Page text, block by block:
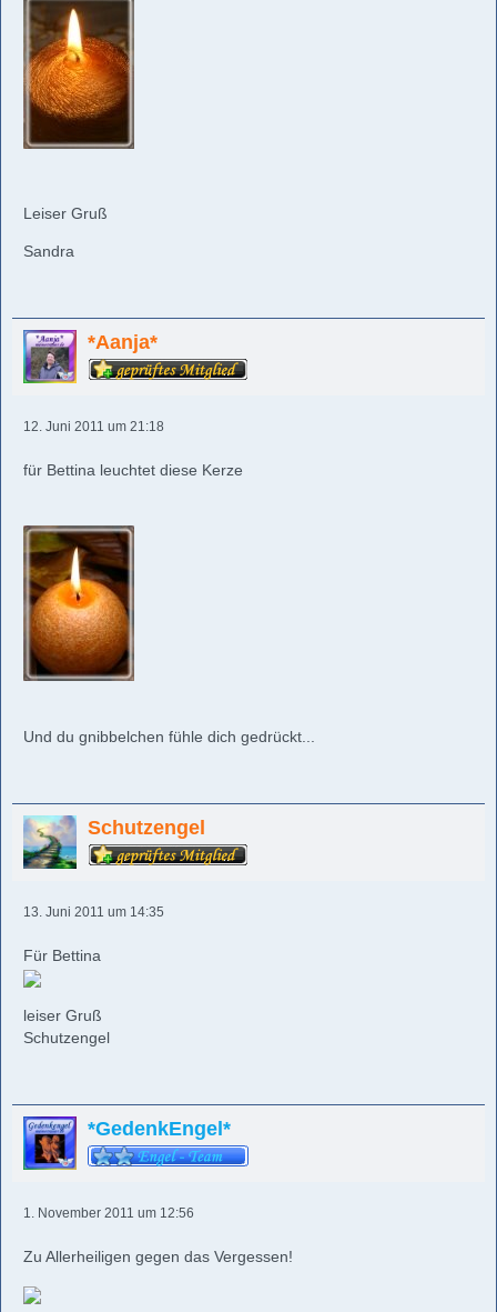
Leiser Gruß
Sandra
*Aanja*
12. Juni 2011 um 21:18
für Bettina leuchtet diese Kerze
Und du gnibbelchen fühle dich gedrückt...
Schutzengel
13. Juni 2011 um 14:35
Für Bettina
leiser Gruß
Schutzengel
*GedenkEngel*
1. November 2011 um 12:56
Zu Allerheiligen gegen das Vergessen!